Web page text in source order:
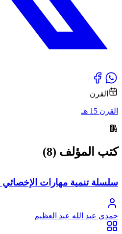
القرن
القرن 15 هـ
كتب المؤلف (8)
سلسلة تنمية مهارات
حمدي عبد الله عبد العظيم